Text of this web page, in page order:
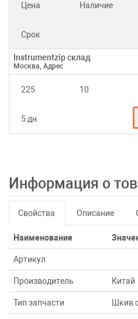
Цена Наличие
Срок
Instrumentzip склад
Москва, Адрес
225 10
5 дн.
Информация о
Свойства Описание
Наименование
Артикул
Производитель Китай
Тип запчасти Шкив